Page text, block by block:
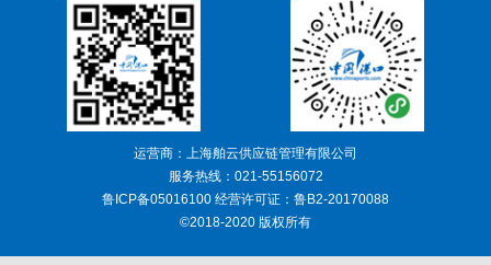
运营商：上海舶云供应链管理有限公司
服务热线：021-55156072
鲁ICP备05016100 经营许可证：鲁B2-20170088
©2018-2020 版权所有